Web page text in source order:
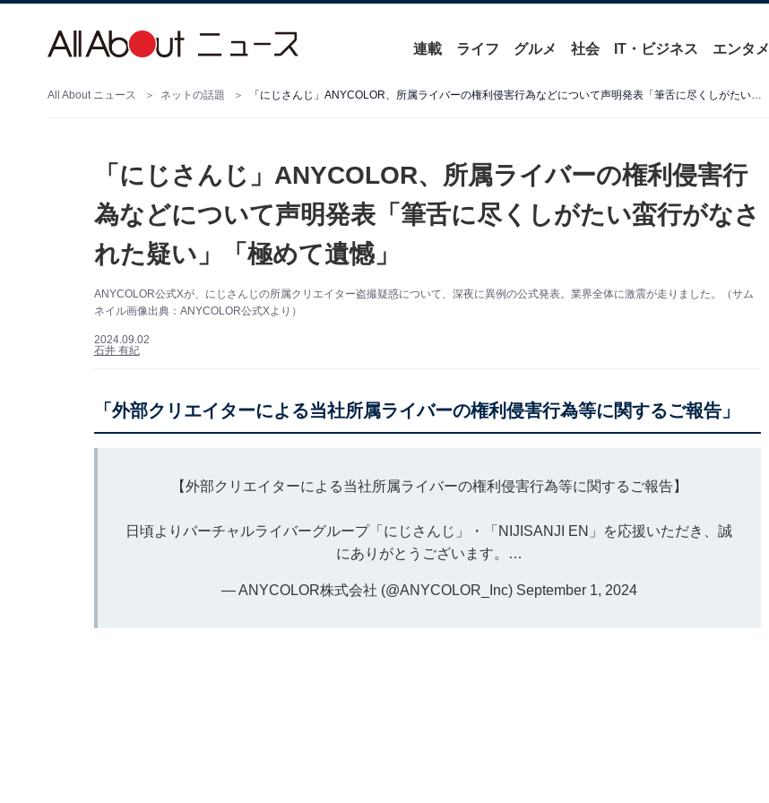
連載 ライフ グルメ 社会 IT・ビジネス エンタメ
All About ニュース ネットの話題 「にじさんじ」ANYCOLOR、所属ライバーの権利侵害行為などについて声明発表「筆舌に尽くしがたい蛮行がなされた疑い」「極めて遺憾」
「にじさんじ」ANYCOLOR、所属ライバーの権利侵害行
為などについて声明発表「筆舌に尽くしがたい蛮行がなさ
れた疑い」「極めて遺憾」
ANYCOLOR公式Xが、にじさんじの所属クリエイター盗撮疑惑について、深夜に異例の公式発表。業界全体に激震が走りました。（サム
ネイル画像出典：ANYCOLOR公式Xより）
2024.09.02
石井 有紀
「外部クリエイターによる当社所属ライバーの権利侵害行為等に関するご報告」
【外部クリエイターによる当社所属ライバーの権利侵害行為等に関するご報告】
日頃よりバーチャルライバーグループ「にじさんじ」・「NIJISANJI EN」を応援いただき、誠
にありがとうございます。…
— ANYCOLOR株式会社 (@ANYCOLOR_Inc) September 1, 2024